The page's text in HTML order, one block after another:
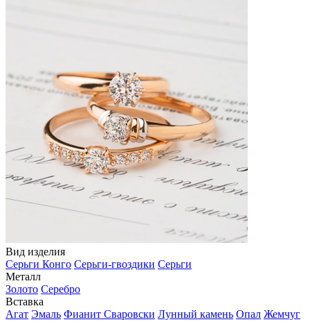
Вид изделия
Серьги Конго Серьги-гвоздики Серьги
Металл
Золото Серебро
Вставка
Агат Эмаль Фианит Сваровски Лунный камень Опал Жемчуг